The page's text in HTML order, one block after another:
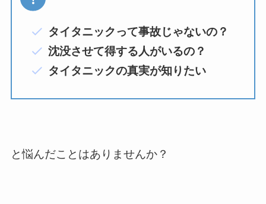
タイタニックって事故じゃないの？
沈没させて得する人がいるの？
タイタニックの真実が知りたい
と悩んだことはありませんか？